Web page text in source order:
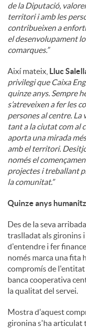
de la Diputació,
territori i amb les
contribueixen a
el desenvolupament
comarques.”
Així mateix, Lluc
privilegi que Caixa
quinze anys. Sempre
s’atreveixen a fer les
persones al centre.
tant a la ciutat com al
aporta una mirada
amb el territori.
només el
projectes i treballant
la comunitat.”
Quinze anys
Des de la seva
traslladat als gironins
d'entendre i fer
només marca una fita
compromís de
banca cooperativa
la qualitat del servei.
Mostra d'aquest
gironina s'ha articulat